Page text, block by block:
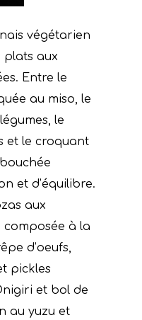
végétarien
plats aux
Entre le
au miso, le
le
et le croquant
et d’équilibre.
aux
composée à la
d’oeufs,
pickles
et bol de
au yuzu et